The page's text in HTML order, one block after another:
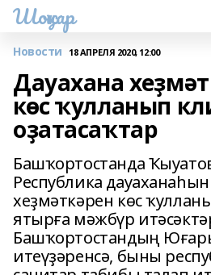
Шоңҡар
Новости 18 АПРЕЛЯ 2020, 12:00
Дауахана
көс ҡулланып
оҙатасаҡтар
Башҡортостанда
Республика
хеҙмәткәрен көс
ятырға мәжбүр
Башҡортостандың
итеүҙәренсә, быны